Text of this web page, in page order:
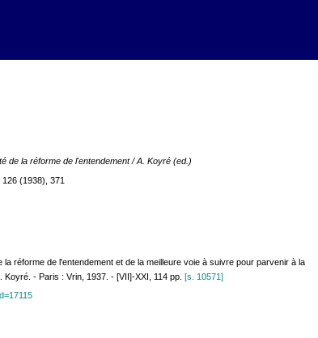
de la réforme de l'entendement / A. Koyré (ed.)
(1938), 371
la réforme de l'entendement et de la meilleure voie à suivre pour parvenir à la
- Paris : Vrin, 1937. - [VII]-XXI, 114 pp.[s. 10571]